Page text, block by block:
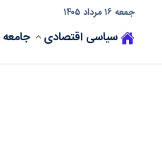
جمعه ۱۶ مرداد ۱۴۰۵
سیاسی اقتصادی جامعه